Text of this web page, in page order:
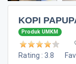
KOPI
Produk UMKM
Rating : 3.8